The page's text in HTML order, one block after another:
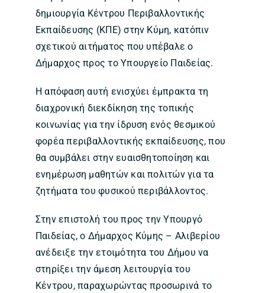
δημιουργία Κέντρου Περιβαλλοντικής
Εκπαίδευσης (ΚΠΕ) στην Κύμη, κατόπιν
σχετικού αιτήματος που υπέβαλε ο
Δήμαρχος προς το Υπουργείο Παιδείας.
Η απόφαση αυτή ενισχύει έμπρακτα τη
διαχρονική διεκδίκηση της τοπικής
κοινωνίας για την ίδρυση ενός θεσμικού
φορέα περιβαλλοντικής εκπαίδευσης, που
θα συμβάλει στην ευαισθητοποίηση και
ενημέρωση μαθητών και πολιτών για τα
ζητήματα του φυσικού περιβάλλοντος.
Στην επιστολή του προς την Υπουργό
Παιδείας, ο Δήμαρχος Κύμης – Αλιβερίου
ανέδειξε την ετοιμότητα του Δήμου να
στηρίξει την άμεση λειτουργία του
Κέντρου, παραχωρώντας προσωρινά το